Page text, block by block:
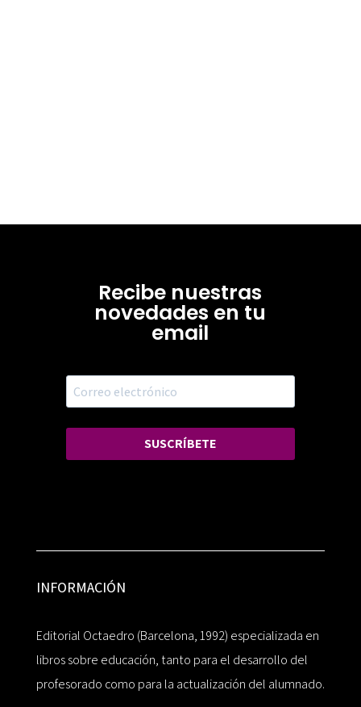
Recibe nuestras
novedades en tu
email
SUSCRÍBETE
INFORMACIÓN
Editorial Octaedro (Barcelona, 1992) especializada en
libros sobre educación, tanto para el desarrollo del
profesorado como para la actualización del alumnado.